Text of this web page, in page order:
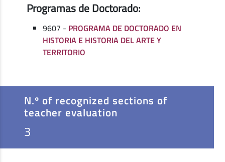
Programas de Doctorado:
9607 - PROGRAMA DE DOCTORADO EN
HISTORIA E HISTORIA DEL ARTE Y
TERRITORIO
N.º of recognized sections of
teacher evaluation
3